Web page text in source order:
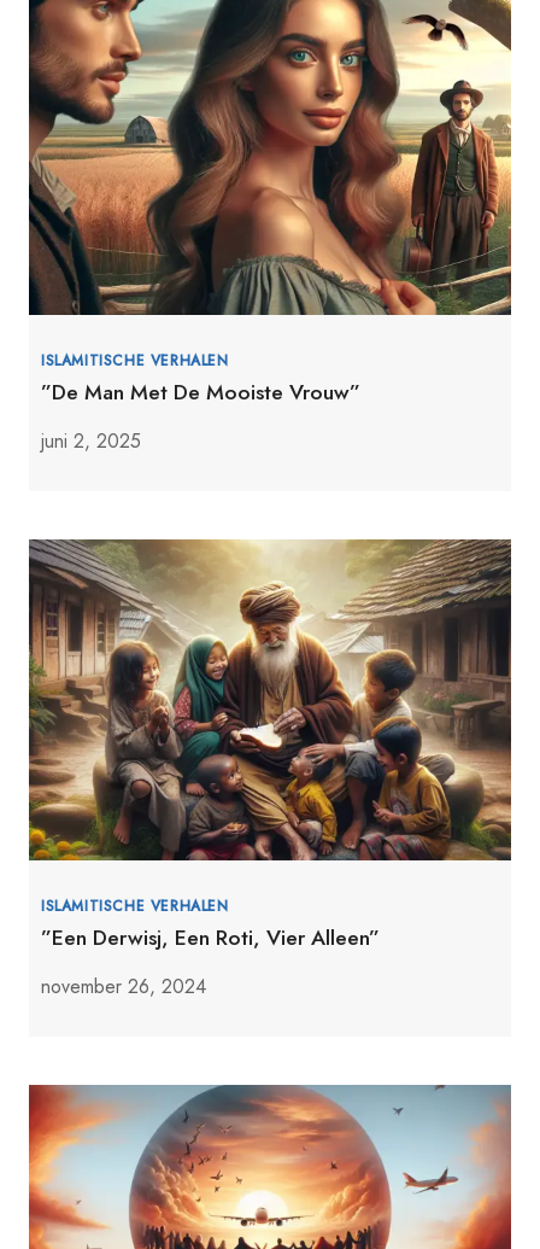
ISLAMITISCHE VERHALEN
”De Man Met De Mooiste Vrouw”
juni 2, 2025
ISLAMITISCHE VERHALEN
”Een Derwisj, Een Roti, Vier Alleen”
november 26, 2024